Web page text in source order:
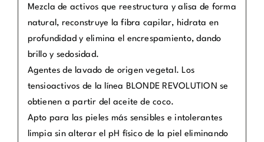
Mezcla de activos que reestructura y alisa de forma
natural, reconstruye la fibra capilar, hidrata en
profundidad y elimina el encrespamiento, dando
brillo y sedosidad.
Agentes de lavado de origen vegetal. Los
tensioactivos de la línea BLONDE REVOLUTION se
obtienen a partir del aceite de coco.
Apto para las pieles más sensibles e intolerantes
limpia sin alterar el pH físico de la piel eliminando